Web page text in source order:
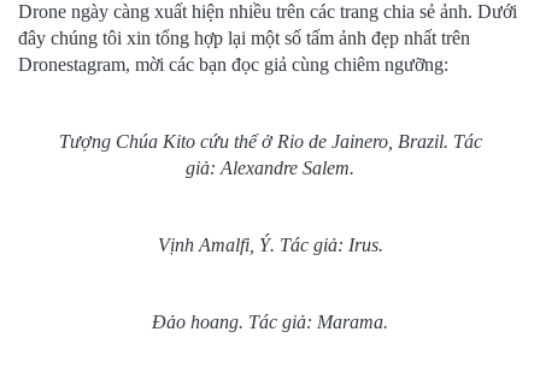
Drone ngày càng xuất hiện nhiều trên các trang chia sẻ ảnh. Dưới
đây chúng tôi xin tổng hợp lại một số tấm ảnh đẹp nhất trên
Dronestagram, mời các bạn đọc giả cùng chiêm ngưỡng:
Tượng Chúa Kito cứu thế ở Rio de Jainero, Brazil. Tác
giả: Alexandre Salem.
Vịnh Amalfi, Ý. Tác giả: Irus.
Đảo hoang. Tác giả: Marama.